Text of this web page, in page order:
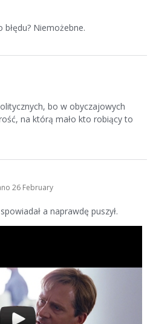
Niemożebne.
bo w obyczajowych
na którą mało kto robiący to
26 February
a naprawdę puszył.